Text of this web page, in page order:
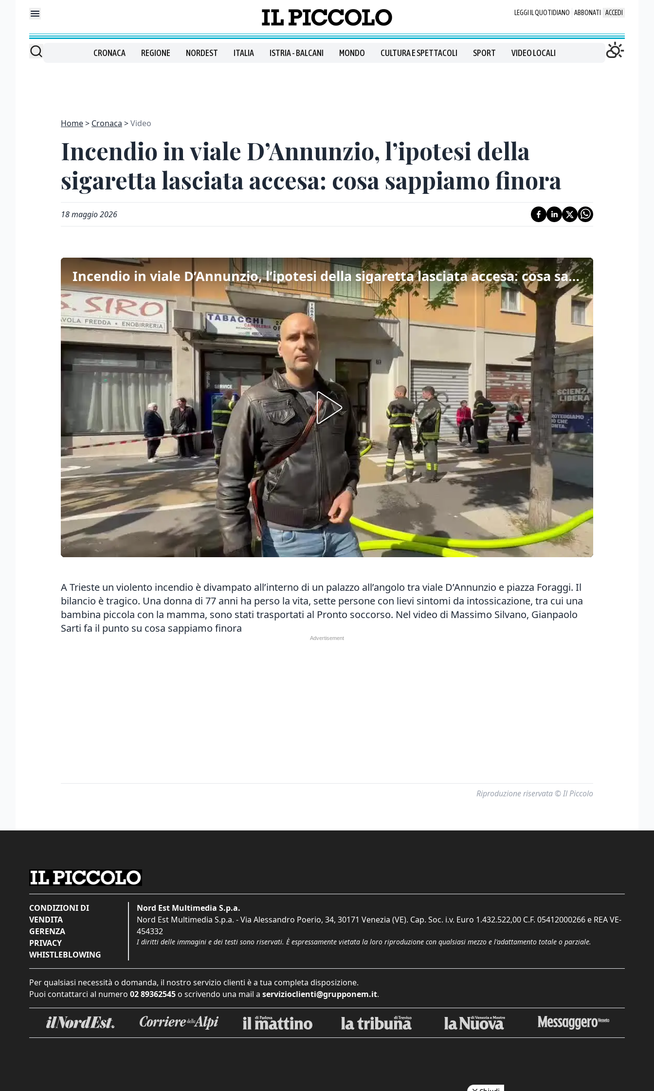
LEGGI IL QUOTIDIANO ABBONATI ACCEDI
CRONACA REGIONE NORDEST ITALIA ISTRIA - BALCANI MONDO CULTURA E SPETTACOLI SPORT VIDEO LOCALI
Home Cronaca Video
Incendio in viale D’Annunzio, l’ipotesi della
sigaretta lasciata accesa: cosa sappiamo finora
18 maggio 2026
Incendio in viale D’Annunzio, l’ipotesi della sigaretta lasciata accesa: cosa sappiamo finora
A Trieste un violento incendio è divampato all’interno di un palazzo all’angolo tra viale D’Annunzio e piazza Foraggi. Il
bilancio è tragico. Una donna di 77 anni ha perso la vita, sette persone con lievi sintomi da intossicazione, tra cui una
bambina piccola con la mamma, sono stati trasportati al Pronto soccorso. Nel video di Massimo Silvano, Gianpaolo
Sarti fa il punto su cosa sappiamo finora
Riproduzione riservata © Il Piccolo
CONDIZIONI DI
VENDITA
GERENZA
PRIVACY
WHISTLEBLOWING
Nord Est Multimedia S.p.a.
Nord Est Multimedia S.p.a. - Via Alessandro Poerio, 34, 30171 Venezia (VE). Cap. Soc. i.v. Euro 1.432.522,00 C.F. 05412000266 e REA VE-
454332
I diritti delle immagini e dei testi sono riservati. È espressamente vietata la loro riproduzione con qualsiasi mezzo e l'adattamento totale o parziale.
Per qualsiasi necessità o domanda, il nostro servizio clienti è a tua completa disposizione.
Puoi contattarci al numero 02 89362545 o scrivendo una mail a servizioclienti@grupponem.it.